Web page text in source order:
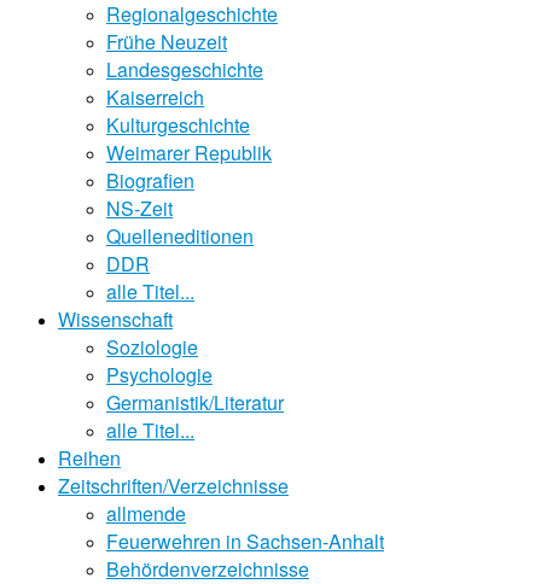
Regionalgeschichte
Frühe Neuzeit
Landesgeschichte
Kaiserreich
Kulturgeschichte
Weimarer Republik
Biografien
NS-Zeit
Quelleneditionen
DDR
alle Titel...
Wissenschaft
Soziologie
Psychologie
Germanistik/Literatur
alle Titel...
Reihen
Zeitschriften/Verzeichnisse
allmende
Feuerwehren in Sachsen-Anhalt
Behördenverzeichnisse